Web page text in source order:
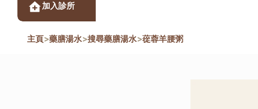
加入診所
主頁>藥膳湯水>搜尋藥膳湯水>蓯蓉羊腰粥